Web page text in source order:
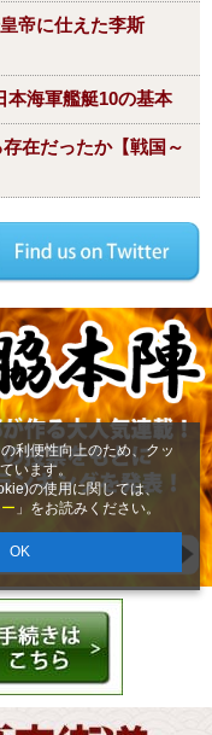
利便性向上のため、クッ
います。
の使用に関しては、
」をお読みください。
OK
帝に仕えた李斯
本海軍艦艇10の基本
在だったか【戦国～